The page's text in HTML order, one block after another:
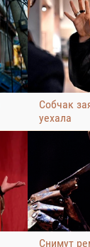
Собчак
уехала
Снимут